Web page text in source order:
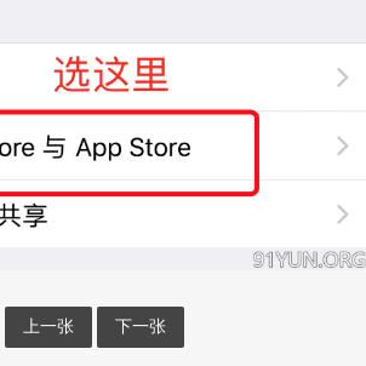
上一张 下一张